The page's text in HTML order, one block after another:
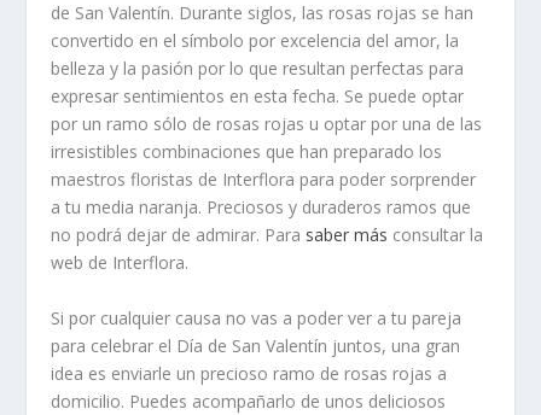
de San Valentín. Durante siglos, las rosas rojas se han
convertido en el símbolo por excelencia del amor, la
belleza y la pasión por lo que resultan perfectas para
expresar sentimientos en esta fecha. Se puede optar
por un ramo sólo de rosas rojas u optar por una de las
irresistibles combinaciones que han preparado los
maestros floristas de Interflora para poder sorprender
a tu media naranja. Preciosos y duraderos ramos que
no podrá dejar de admirar. Para saber más consultar la
web de Interflora.
Si por cualquier causa no vas a poder ver a tu pareja
para celebrar el Día de San Valentín juntos, una gran
idea es enviarle un precioso ramo de rosas rojas a
domicilio. Puedes acompañarlo de unos deliciosos